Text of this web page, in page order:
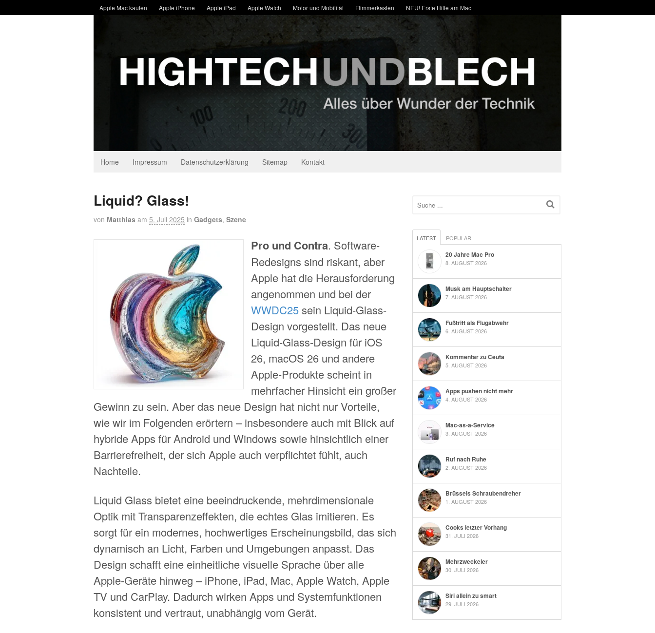
Apple Mac kaufen Apple iPhone Apple iPad Apple Watch Motor und Mobilität Flimmerkasten NEU! Erste Hilfe am Mac
Home Impressum Datenschutzerklärung Sitemap Kontakt
Liquid? Glass!
von Matthias am 5. Juli 2025 in Gadgets, Szene
Pro und Contra. Software-
Redesigns sind riskant, aber
Apple hat die Herausforderung
angenommen und bei der
WWDC25sein Liquid-Glass-
Design vorgestellt. Das neue
Liquid-Glass-Design für iOS
26, macOS 26 und andere
Apple-Produkte scheint in
mehrfacher Hinsicht ein großer
Gewinn zu sein. Aber das neue Design hat nicht nur Vorteile,
wie wir im Folgenden erörtern – insbesondere auch mit Blick auf
hybride Apps für Android und Windows sowie hinsichtlich einer
Barrierefreiheit, der sich Apple auch verpflichtet fühlt, auch
Nachteile.
Liquid Glass bietet eine beeindruckende, mehrdimensionale
Optik mit Transparenzeffekten, die echtes Glas imitieren. Es
sorgt für ein modernes, hochwertiges Erscheinungsbild, das sich
dynamisch an Licht, Farben und Umgebungen anpasst. Das
Design schafft eine einheitliche visuelle Sprache über alle
Apple-Geräte hinweg – iPhone, iPad, Mac, Apple Watch, Apple
TV und CarPlay. Dadurch wirken Apps und Systemfunktionen
konsistent und vertraut, unabhängig vom Gerät.
LATEST POPULAR
20 Jahre Mac Pro
8. AUGUST 2026
Musk am Hauptschalter
7. AUGUST 2026
Fußtritt als Flugabwehr
6. AUGUST 2026
Kommentar zu Ceuta
5. AUGUST 2026
Apps pushen nicht mehr
4. AUGUST 2026
Mac-as-a-Service
3. AUGUST 2026
Ruf nach Ruhe
2. AUGUST 2026
Brüssels Schraubendreher
1. AUGUST 2026
Cooks letzter Vorhang
31. JULI 2026
Mehrzweckeier
30. JULI 2026
Siri allein zu smart
29. JULI 2026